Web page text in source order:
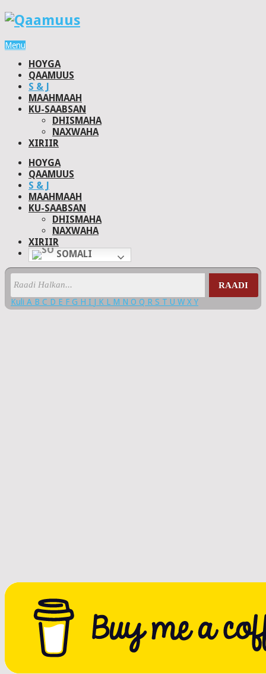
Menu
HOYGA
QAAMUUS
S & J
MAAHMAAH
KU-SAABSAN
DHISMAHA
NAXWAHA
XIRIIR
HOYGA
QAAMUUS
S & J
MAAHMAAH
KU-SAABSAN
DHISMAHA
NAXWAHA
XIRIIR
SOMALI
RAADI
Kuli A B C D E F G H I J K L M N O Q R S T U W X Y